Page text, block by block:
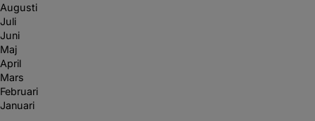
Augusti
Juli
Juni
Maj
April
Mars
Februari
Januari